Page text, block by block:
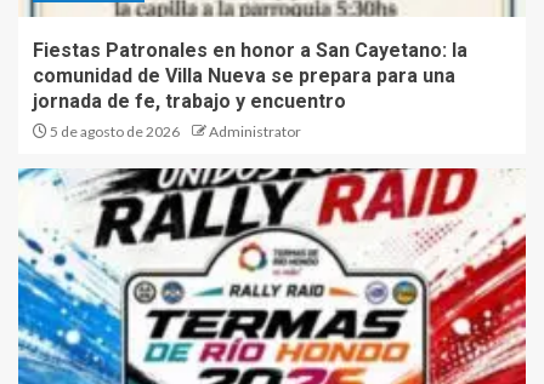
Fiestas Patronales en honor a San Cayetano: la
comunidad de Villa Nueva se prepara para una
jornada de fe, trabajo y encuentro
5 de agosto de 2026 Administrator